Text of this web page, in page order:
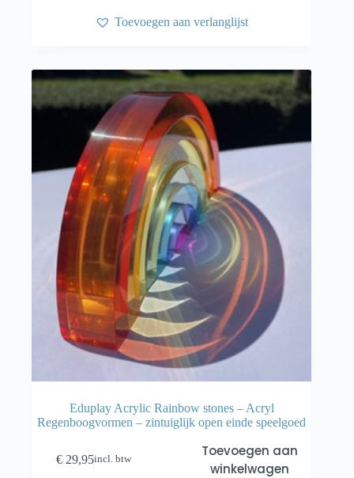
Toevoegen aan verlanglijst
Eduplay Acrylic Rainbow stones – Acryl
Regenboogvormen – zintuiglijk open einde speelgoed
€ 29,95incl. btw
Toevoegen aan
winkelwagen